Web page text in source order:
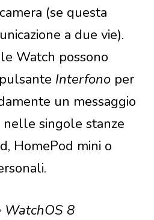
(se questa
a due vie).
Watch possono
Interfono per
un messaggio
singole stanze
HomePod mini o
8